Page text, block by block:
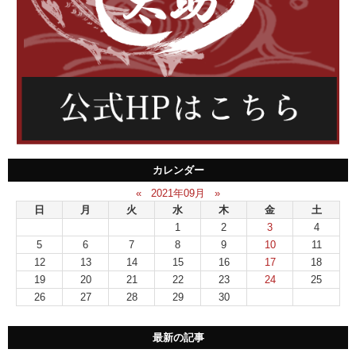
カレンダー
«
2021年09月
»
日
月 火 水 木 金
土
1
2 3
4
5
6 7 8 9 10
11
12
13 14 15 16 17
18
19
20 21 22 23 24
25
26
27 28 29 30
最新の記事